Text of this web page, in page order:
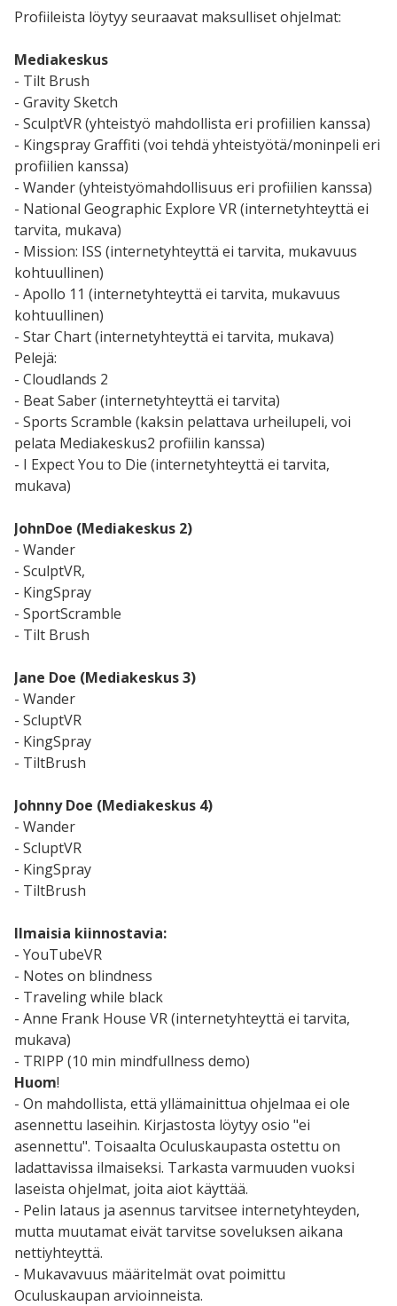
Profiileista löytyy seuraavat maksulliset ohjelmat:
Mediakeskus
- Tilt Brush
- Gravity Sketch
- SculptVR (yhteistyö mahdollista eri profiilien kanssa)
- Kingspray Graffiti (voi tehdä yhteistyötä/moninpeli eri
profiilien kanssa)
- Wander (yhteistyömahdollisuus eri profiilien kanssa)
- National Geographic Explore VR (internetyhteyttä ei
tarvita, mukava)
- Mission: ISS (internetyhteyttä ei tarvita, mukavuus
kohtuullinen)
- Apollo 11 (internetyhteyttä ei tarvita, mukavuus
kohtuullinen)
- Star Chart (internetyhteyttä ei tarvita, mukava)
Pelejä:
- Cloudlands 2
- Beat Saber (internetyhteyttä ei tarvita)
- Sports Scramble (kaksin pelattava urheilupeli, voi
pelata Mediakeskus2 profiilin kanssa)
- I Expect You to Die (internetyhteyttä ei tarvita,
mukava)
JohnDoe (Mediakeskus 2)
- Wander
- SculptVR,
- KingSpray
- SportScramble
- Tilt Brush
Jane Doe (Mediakeskus 3)
- Wander
- ScluptVR
- KingSpray
- TiltBrush
Johnny Doe (Mediakeskus 4)
- Wander
- ScluptVR
- KingSpray
- TiltBrush
Ilmaisia kiinnostavia:
- YouTubeVR
- Notes on blindness
- Traveling while black
- Anne Frank House VR (internetyhteyttä ei tarvita,
mukava)
- TRIPP (10 min mindfullness demo)
Huom!
- On mahdollista, että yllämainittua ohjelmaa ei ole
asennettu laseihin. Kirjastosta löytyy osio "ei
asennettu". Toisaalta Oculuskaupasta ostettu on
ladattavissa ilmaiseksi. Tarkasta varmuuden vuoksi
laseista ohjelmat, joita aiot käyttää.
- Pelin lataus ja asennus tarvitsee internetyhteyden,
mutta muutamat eivät tarvitse soveluksen aikana
nettiyhteyttä.
- Mukavavuus määritelmät ovat poimittu
Oculuskaupan arvioinneista.